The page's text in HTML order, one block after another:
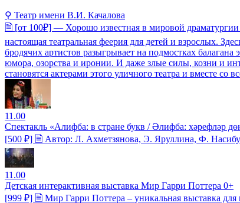
⚲ Театр имени В.И. Качалова
🗎 [от 100₽] — Хорошо известная в мировой
настоящая театральная феерия для детей и взрослых.
бродячих артистов разыгрывает на подмостках
юмора, озорства и иронии. И даже злые силы, козни и
становятся актерами этого уличного театра и вместе со
11.00
Спектакль «Алифба: в стране букв / Әлифба: хәрефләр
[500 ₽] 🗎 Автор: Л. Ахметзянова, Э. Яруллина, Ф.
11.00
Детская интерактивная выставка Мир Гарри Поттера 0+
[999 ₽] 🗎 Мир Гарри Поттера – уникальная выставка для